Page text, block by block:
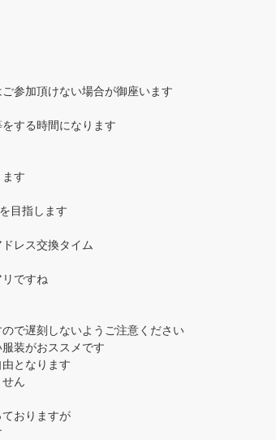
参加頂けない場合が御座います
する時間になります
す
目指します
レス交換タイム
ですね
で遅刻しないようご注意ください
装がおススメです
となります
ん
おりますが